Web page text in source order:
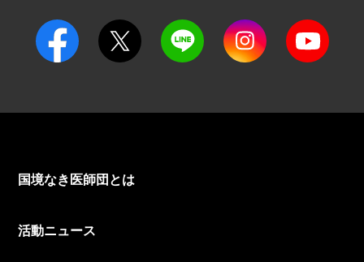
国境なき医師団とは
活動ニュース